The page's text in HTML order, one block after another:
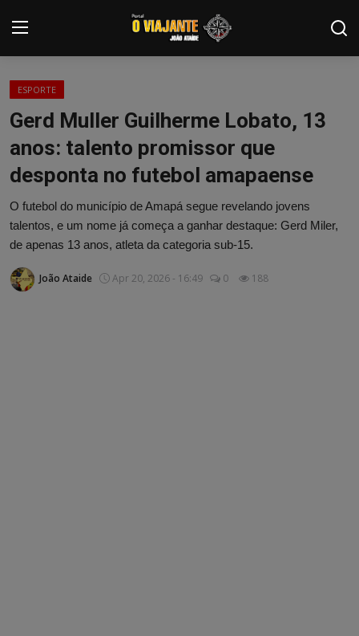
Login
Contato
ARTIGOS
NOTÍCIAS
PODCASTS
ESPORTE
Gerd Muller Guilherme Lobato, 13
anos: talento promissor que
desponta no futebol amapaense
O futebol do município de Amapá segue revelando jovens
talentos, e um nome já começa a ganhar destaque: Gerd Miler,
de apenas 13 anos, atleta da categoria sub-15.
João Ataide Apr 20, 2026 - 16:49 0 188